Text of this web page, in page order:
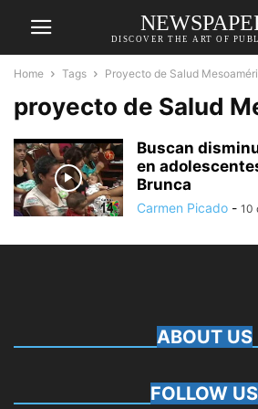
DISCOVER THE ART OF
Home Tags Proyecto de Salud
proyecto de Salud
Buscan
en
Brunca
Carmen Picado - 10
ABOUT US
FOLLOW US